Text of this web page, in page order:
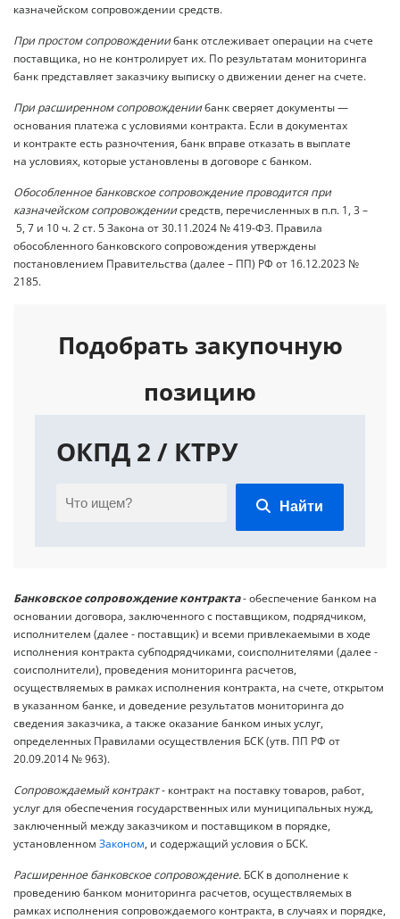
казначейском сопровождении средств.
При простом сопровождениибанк отслеживает операции на счете
поставщика, но не контролирует их. По результатам мониторинга
банк представляет заказчику выписку о движении денег на счете.
При расширенном сопровождениибанк сверяет документы —
основания платежа с условиями контракта. Если в документах
и контракте есть разночтения, банк вправе отказать в выплате
на условиях, которые установлены в договоре с банком.
Обособленное банковское сопровождение проводится при
казначейском сопровождениисредств, перечисленных в п.п. 1, 3 –
5, 7 и 10 ч. 2 ст. 5 Закона от 30.11.2024 № 419-ФЗ. Правила
обособленного банковского сопровождения утверждены
постановлением Правительства (далее – ПП) РФ от 16.12.2023 №
2185.
Подобрать закупочную
позицию
ОКПД 2 / КТРУ
Найти
Банковское сопровождение контракта- обеспечение банком на
основании договора, заключенного с поставщиком, подрядчиком,
исполнителем (далее - поставщик) и всеми привлекаемыми в ходе
исполнения контракта субподрядчиками, соисполнителями (далее -
соисполнители), проведения мониторинга расчетов,
осуществляемых в рамках исполнения контракта, на счете, открытом
в указанном банке, и доведение результатов мониторинга до
сведения заказчика, а также оказание банком иных услуг,
определенных Правилами осуществления БСК (утв. ПП РФ от
20.09.2014 № 963).
Сопровождаемый контракт- контракт на поставку товаров, работ,
услуг для обеспечения государственных или муниципальных нужд,
заключенный между заказчиком и поставщиком в порядке,
установленном Законом, и содержащий условия о БСК.
Расширенное банковское сопровождение. БСК в дополнение к
проведению банком мониторинга расчетов, осуществляемых в
рамках исполнения сопровождаемого контракта, в случаях и порядке,